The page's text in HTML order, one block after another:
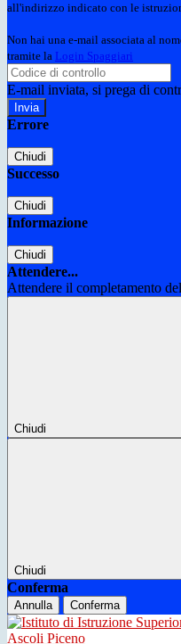
all'indirizzo indicato con le
Non hai una e-mail associata al
tramite la Login Spaggiari
E-mail inviata, si prega di
Errore
Chiudi
Successo
Chiudi
Informazione
Chiudi
Attendere...
Attendere il completamento
Chiudi
Chiudi
Conferma
Annulla Conferma